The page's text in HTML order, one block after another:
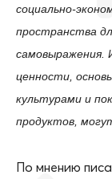
социально-
пространства
самовыражения.
ценности,
культурами и
продуктов,
По мнению